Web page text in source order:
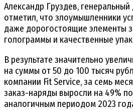
Александр Груздев, генеральный
отметил, что злоумышленники
даже дорогостоящие элементы
голограммы и качественные
В результате значительно
на суммы от 50 до 100 тысяч
компании Fit Service, за семь
заказ-наряды выросли на 49%
аналогичным периодом 2023